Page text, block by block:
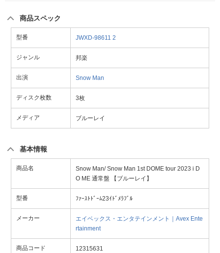
商品スペック
型番 JWXD-98611 2
ジャンル 邦楽
出演 Snow Man
ディスク枚数 3枚
メディア ブルーレイ
基本情報
商品名
Snow Man/ Snow Man 1st DOME tour 2023 i D
O ME 通常盤 【ブルーレイ】
型番 ﾌｧｰｽﾄﾄﾞｰﾑ23ｲﾄﾞﾒﾗﾌﾞﾙ
メーカー
エイベックス・エンタテインメント｜Avex Ente
rtainment
商品コード 12315631